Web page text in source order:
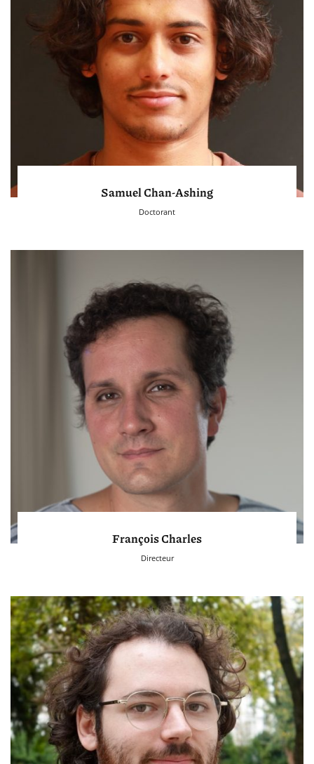
Samuel Chan-Ashing
Doctorant
François Charles
Directeur